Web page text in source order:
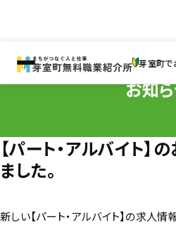
芽室町で
お知
【パート・アルバイト
ました。
新しい【パート・アルバイト】の求人情